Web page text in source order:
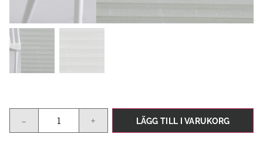
- + LÄGG TILL I VARUKORG